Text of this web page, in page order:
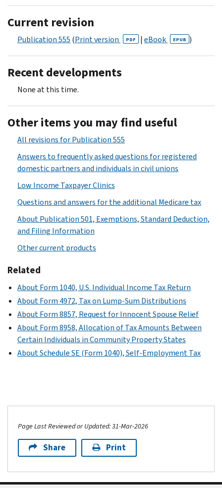
Current revision
Publication 555 (Print version PDF | eBook EPUB )
Recent developments
None at this time.
Other items you may find useful
All revisions for Publication 555
Answers to frequently asked questions for registered
domestic partners and individuals in civil unions
Low Income Taxpayer Clinics
Questions and answers for the additional Medicare tax
About Publication 501, Exemptions, Standard Deduction,
and Filing Information
Other current products
Related
About Form 1040, U.S. Individual Income Tax Return
About Form 4972, Tax on Lump-Sum Distributions
About Form 8857, Request for Innocent Spouse Relief
About Form 8958, Allocation of Tax Amounts Between
Certain Individuals in Community Property States
About Schedule SE (Form 1040), Self-Employment Tax
Page Last Reviewed or Updated: 31-Mar-2026
Share Print